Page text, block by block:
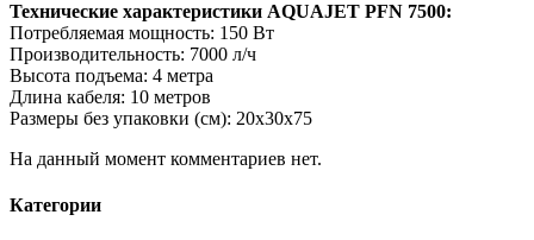
Технические характеристики AQUAJET PFN 7500:
Потребляемая мощность: 150 Вт
Производительность: 7000 л/ч
Высота подъема: 4 метра
Длина кабеля: 10 метров
Размеры без упаковки (см): 20x30x75
На данный момент комментариев нет.
Категории